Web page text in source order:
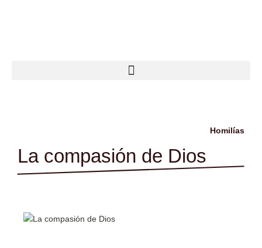
Homilías
La compasión de Dios